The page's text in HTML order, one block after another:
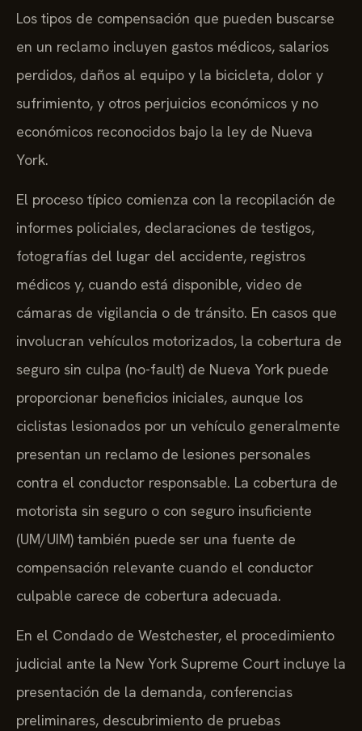
Los tipos de compensación que pueden buscarse
en un reclamo incluyen gastos médicos, salarios
perdidos, daños al equipo y la bicicleta, dolor y
sufrimiento, y otros perjuicios económicos y no
económicos reconocidos bajo la ley de Nueva
York.
El proceso típico comienza con la recopilación de
informes policiales, declaraciones de testigos,
fotografías del lugar del accidente, registros
médicos y, cuando está disponible, video de
cámaras de vigilancia o de tránsito. En casos que
involucran vehículos motorizados, la cobertura de
seguro sin culpa (no-fault) de Nueva York puede
proporcionar beneficios iniciales, aunque los
ciclistas lesionados por un vehículo generalmente
presentan un reclamo de lesiones personales
contra el conductor responsable. La cobertura de
motorista sin seguro o con seguro insuficiente
(UM/UIM) también puede ser una fuente de
compensación relevante cuando el conductor
culpable carece de cobertura adecuada.
En el Condado de Westchester, el procedimiento
judicial ante la New York Supreme Court incluye la
presentación de la demanda, conferencias
preliminares, descubrimiento de pruebas